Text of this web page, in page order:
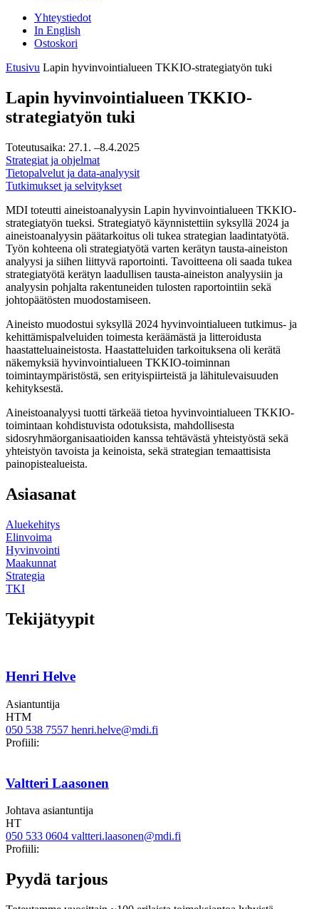
Yhteystiedot
In English
Ostoskori
Etusivu Lapin hyvinvointialueen TKKIO-strategiatyön tuki
Lapin hyvinvointialueen TKKIO-
strategiatyön tuki
Toteutusaika: 27.1. –8.4.2025
Strategiat ja ohjelmat
Tietopalvelut ja data-analyysit
Tutkimukset ja selvitykset
MDI toteutti aineistoanalyysin Lapin hyvinvointialueen TKKIO-
strategiatyön tueksi. Strategiatyö käynnistettiin syksyllä 2024 ja
aineistoanalyysin päätarkoitus oli tukea strategian laadintatyötä.
Työn kohteena oli strategiatyötä varten kerätyn tausta-aineiston
analyysi ja siihen liittyvä raportointi. Tavoitteena oli saada tukea
strategiatyötä kerätyn laadullisen tausta-aineiston analyysiin ja
analyysin pohjalta rakentuneiden tulosten raportointiin sekä
johtopäätösten muodostamiseen.
Aineisto muodostui syksyllä 2024 hyvinvointialueen tutkimus- ja
kehittämispalveluiden toimesta keräämästä ja litteroidusta
haastatteluaineistosta. Haastatteluiden tarkoituksena oli kerätä
näkemyksiä hyvinvointialueen TKKIO-toiminnan
toimintaympäristöstä, sen erityispiirteistä ja lähitulevaisuuden
kehityksestä.
Aineistoanalyysi tuotti tärkeää tietoa hyvinvointialueen TKKIO-
toimintaan kohdistuvista odotuksista, mahdollisesta
sidosryhmäorganisaatioiden kanssa tehtävästä yhteistyöstä sekä
yhteistyön tavoista ja keinoista, sekä strategian temaattisista
painopistealueista.
Asiasanat
Aluekehitys
Elinvoima
Hyvinvointi
Maakunnat
Strategia
TKI
Tekijätyypit
Henri Helve
Asiantuntija
HTM
050 538 7557 henri.helve@mdi.fi
Profiili:
Valtteri Laasonen
Johtava asiantuntija
HT
050 533 0604 valtteri.laasonen@mdi.fi
Profiili:
Pyydä tarjous